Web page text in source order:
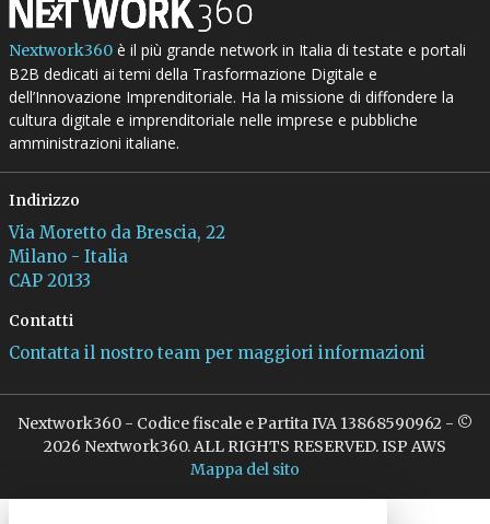
Nextwork360è il più grande network in Italia di testate e portali
B2B dedicati ai temi della Trasformazione Digitale e
dell’Innovazione Imprenditoriale. Ha la missione di diffondere la
cultura digitale e imprenditoriale nelle imprese e pubbliche
amministrazioni italiane.
Indirizzo
Via Moretto da Brescia, 22
Milano - Italia
CAP 20133
Contatti
Contatta il nostro team per maggiori informazioni
Nextwork360 - Codice fiscale e Partita IVA 13868590962 - ©
2026 Nextwork360. ALL RIGHTS RESERVED. ISP AWS
Mappa del sito